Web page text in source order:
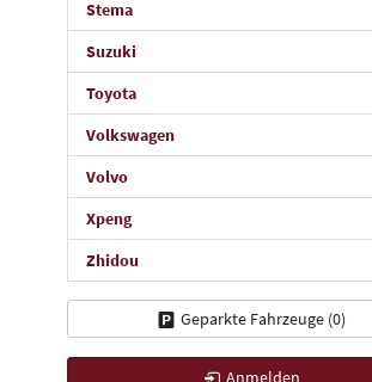
Stema
Suzuki
Toyota
Volkswagen
Volvo
Xpeng
Zhidou
Geparkte Fahrzeuge (0)
Anmelden